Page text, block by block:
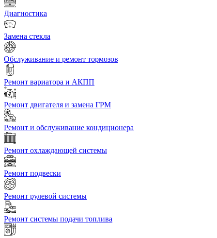
Диагностика
Замена стекла
Обслуживание и ремонт тормозов
Ремонт вариатора и АКПП
Ремонт двигателя и замена ГРМ
Ремонт и обслуживание кондиционера
Ремонт охлаждающей системы
Ремонт подвески
Ремонт рулевой системы
Ремонт системы подачи топлива